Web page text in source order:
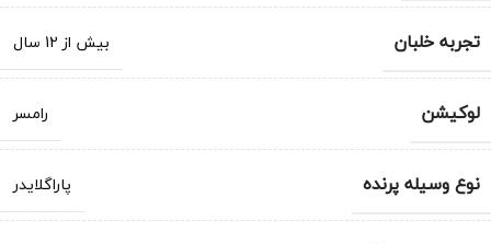
تجربه خلبان بیش از 12 سال
لوکیشن رامسر
نوع وسیله پرنده پاراگلایدر